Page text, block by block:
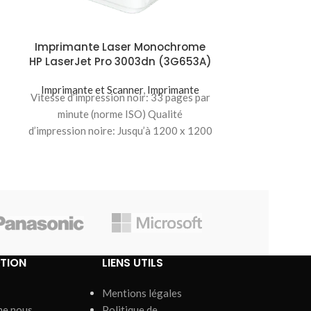
Imprimante Laser Monochrome
HP LaserJet Pro 3003dn (3G653A)
Imprimante et Scanner, Imprimante
Vitesse d’impression noir: 33 pages par
minute (norme ISO) Qualité
d’impression noire: Jusqu’à 1200 x 1200
LIENS UTILS
Mentions légales